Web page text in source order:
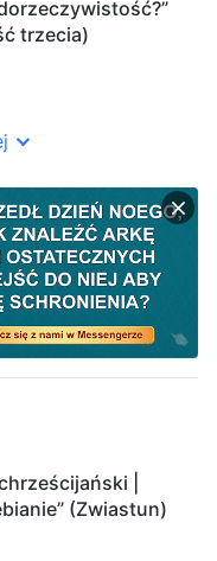
trzecia)
|
(Zwiastun)